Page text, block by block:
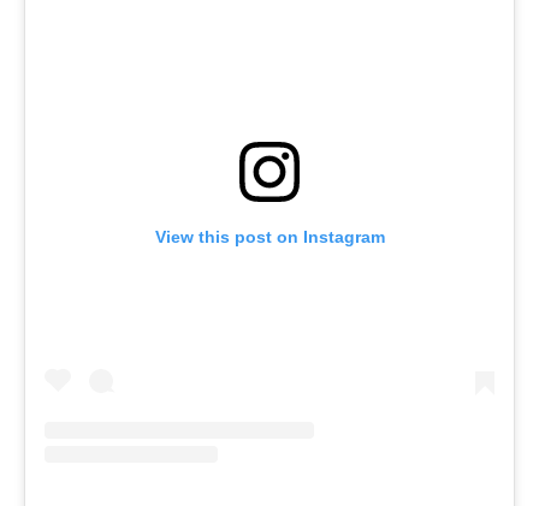
View this post on Instagram